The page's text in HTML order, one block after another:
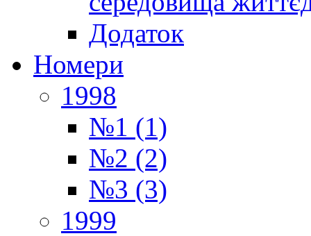
Додаток
Номери
1998
№1 (1)
№2 (2)
№3 (3)
1999